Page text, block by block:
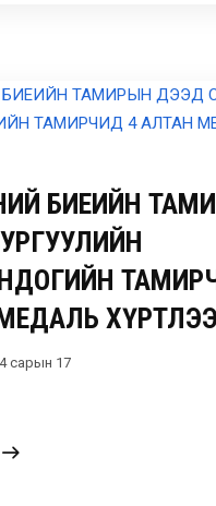
БИЕИЙН
ХҮРТЛЭЭ
сарын 17